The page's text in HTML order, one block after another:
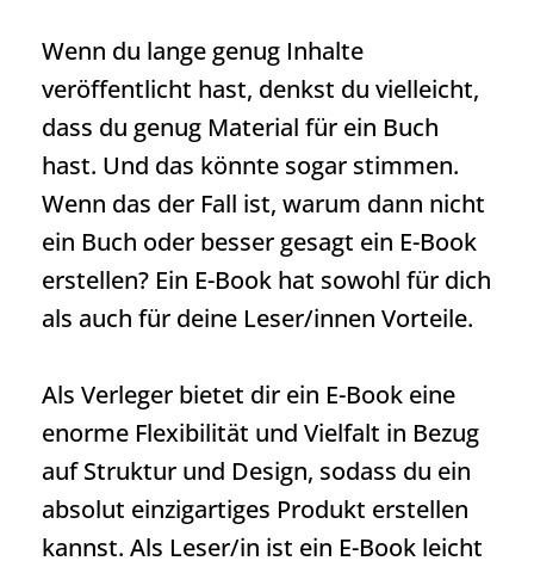
Wenn du lange genug Inhalte
veröffentlicht hast, denkst du vielleicht,
dass du genug Material für ein Buch
hast. Und das könnte sogar stimmen.
Wenn das der Fall ist, warum dann nicht
ein Buch oder besser gesagt ein E-Book
erstellen? Ein E-Book hat sowohl für dich
als auch für deine Leser/innen Vorteile.
Als Verleger bietet dir ein E-Book eine
enorme Flexibilität und Vielfalt in Bezug
auf Struktur und Design, sodass du ein
absolut einzigartiges Produkt erstellen
kannst. Als Leser/in ist ein E-Book leicht